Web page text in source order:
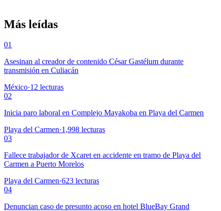
Más leídas
01
Asesinan al creador de contenido César Gastélum durante
transmisión en Culiacán
México·12 lecturas
02
Inicia paro laboral en Complejo Mayakoba en Playa del Carmen
Playa del Carmen·1,998 lecturas
03
Fallece trabajador de Xcaret en accidente en tramo de Playa del
Carmen a Puerto Morelos
Playa del Carmen·623 lecturas
04
Denuncian caso de presunto acoso en hotel BlueBay Grand